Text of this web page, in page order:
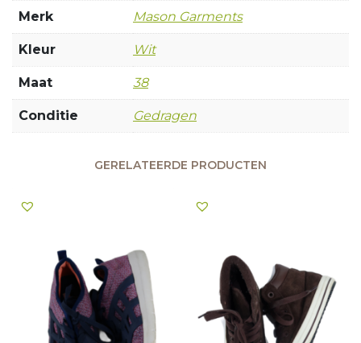
Merk Mason Garments
Kleur Wit
Maat 38
Conditie Gedragen
GERELATEERDE PRODUCTEN